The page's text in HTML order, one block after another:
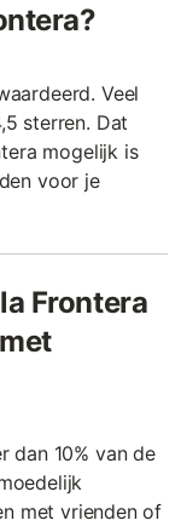
Veel
sterren. Dat
mogelijk is
voor je
Frontera
dan 10% van de
met vrienden of